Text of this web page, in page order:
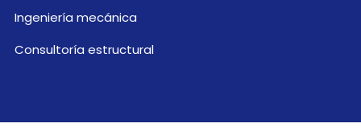
Ingeniería mecánica
Consultoría estructural